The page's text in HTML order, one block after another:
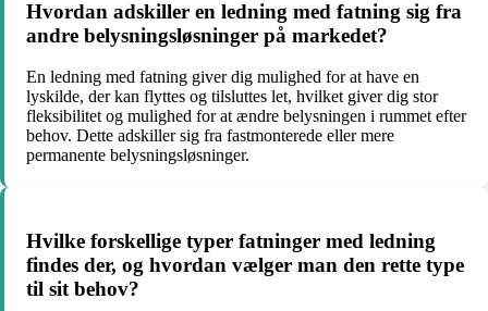
Hvordan adskiller en ledning med fatning sig fra
andre belysningsløsninger på markedet?
En ledning med fatning giver dig mulighed for at have en
lyskilde, der kan flyttes og tilsluttes let, hvilket giver dig stor
fleksibilitet og mulighed for at ændre belysningen i rummet efter
behov. Dette adskiller sig fra fastmonterede eller mere
permanente belysningsløsninger.
Hvilke forskellige typer fatninger med ledning
findes der, og hvordan vælger man den rette type
til sit behov?